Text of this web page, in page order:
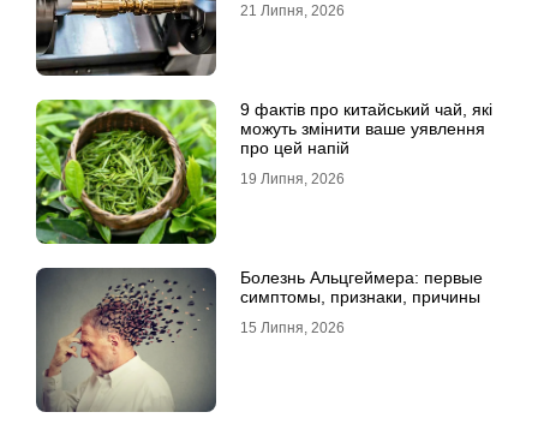
21 Липня, 2026
9 фактів про китайський чай, які
можуть змінити ваше уявлення
про цей напій
19 Липня, 2026
Болезнь Альцгеймера: первые
симптомы, признаки, причины
15 Липня, 2026